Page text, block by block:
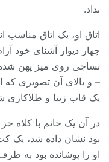
نداد.
اتاق او، یک اتاق مناسب
چهار دیوار آشنای خود
نساجی روی میز پهن
– و بالای آن تصویری که
یک قاب زیبا و طلاکاری
در آن یک خانم با کلاه
بود نشان داده شد، یک
او را پوشانده بود به